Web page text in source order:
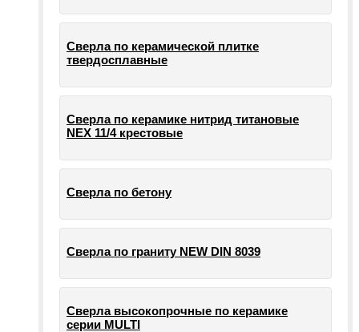
Сверла по керамической плитке
твердосплавные
Сверла по керамике нитрид титановые
NEX 11/4 крестовые
Сверла по бетону
Сверла по граниту NEW DIN 8039
Сверла высокопрочные по керамике
серии MULTI